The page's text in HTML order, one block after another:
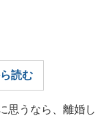
読む
思うなら、離婚し